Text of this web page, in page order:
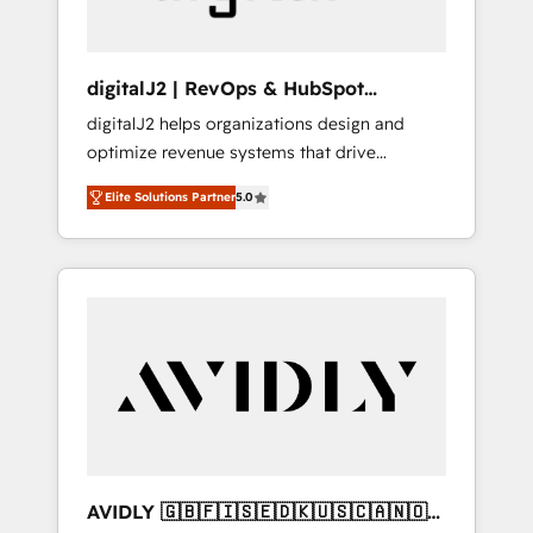
digitalJ2 | RevOps & HubSpot
Implementations
digitalJ2 helps organizations design and
optimize revenue systems that drive
scalable, predictable growth. As a triple-
accredited HubSpot Solutions Partner, we
specialize in both strategic RevOps planning
and hands-on technical execution - building
Services - Managed IT (MSP) - Franchises -
Professional Services - And more! How we
Custom integrations and workflow
Elite Solutions Partner5.0
AVIDLY 🇬🇧🇫🇮🇸🇪🇩🇰🇺🇸🇨🇦🇳🇴